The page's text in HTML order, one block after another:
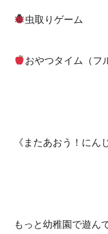
虫取りゲーム
おやつタイム（フ
《またあおう！にん
もっと幼稚園で遊ん